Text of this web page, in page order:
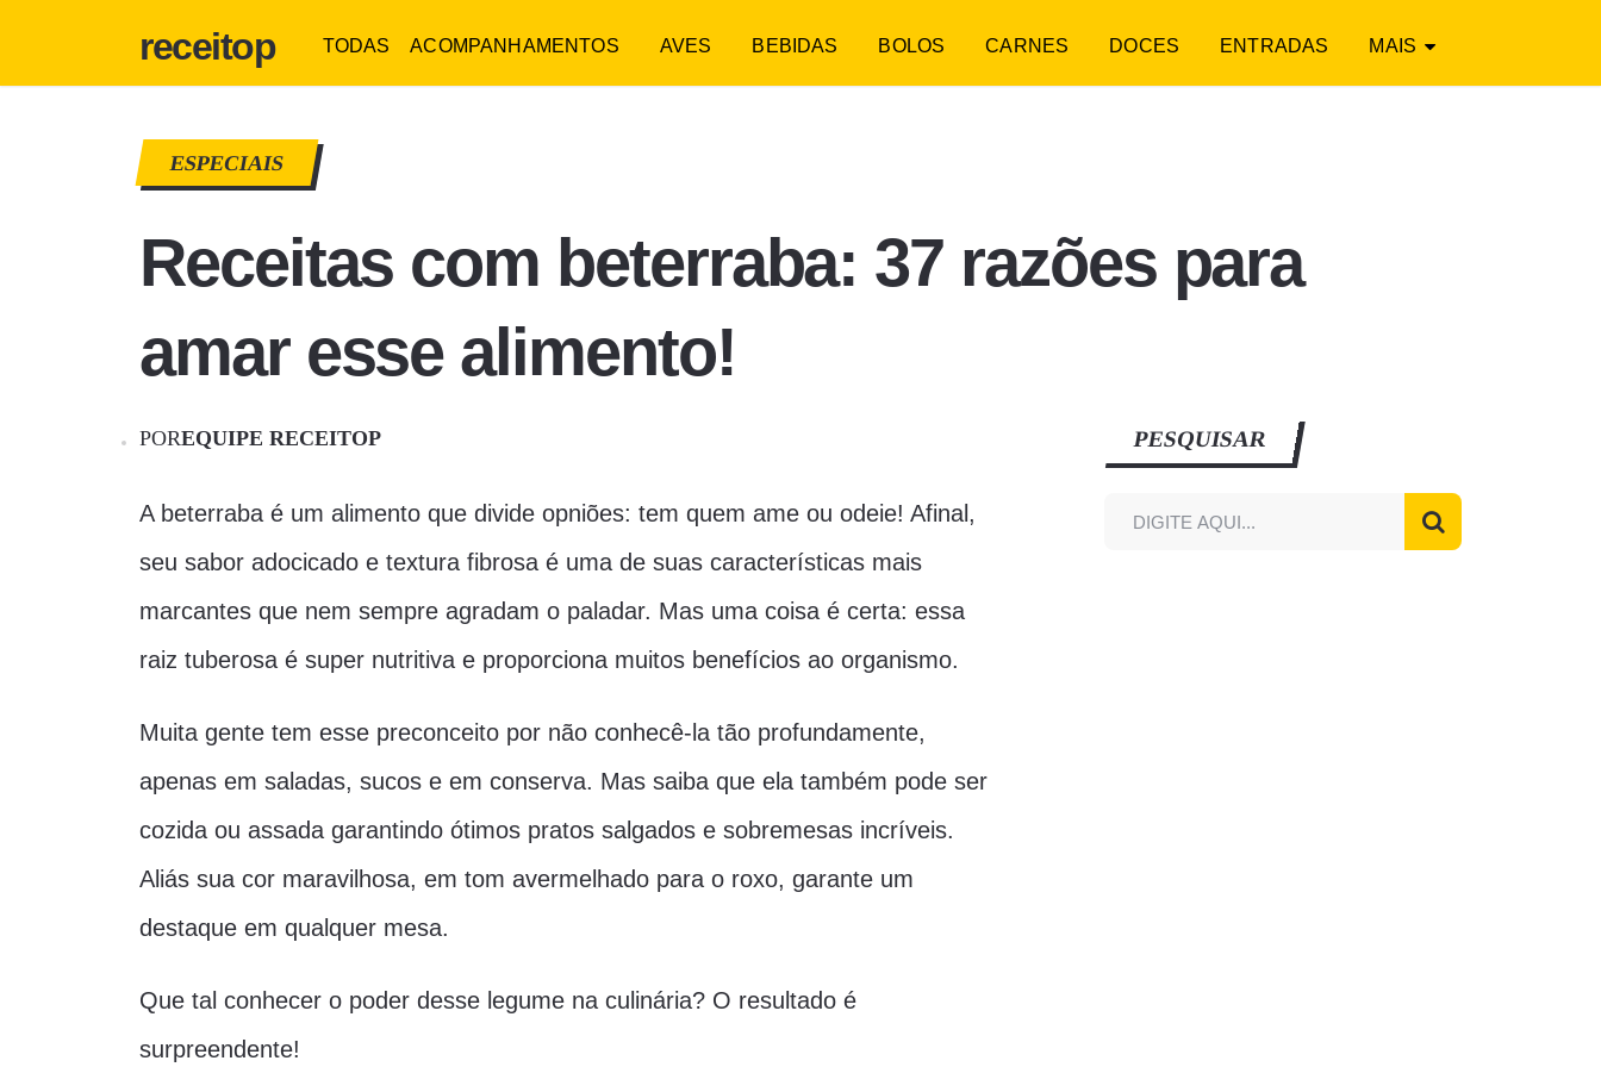
receitop TODAS ACOMPANHAMENTOS AVES BEBIDAS BOLOS CARNES DOCES ENTRADAS MAIS
ESPECIAIS
Receitas com beterraba: 37 razões para
amar esse alimento!
POREQUIPE RECEITOP
A beterraba é um alimento que divide opniões: tem quem ame ou odeie! Afinal,
seu sabor adocicado e textura fibrosa é uma de suas características mais
marcantes que nem sempre agradam o paladar. Mas uma coisa é certa: essa
raiz tuberosa é super nutritiva e proporciona muitos benefícios ao organismo.
Muita gente tem esse preconceito por não conhecê-la tão profundamente,
apenas em saladas, sucos e em conserva. Mas saiba que ela também pode ser
cozida ou assada garantindo ótimos pratos salgados e sobremesas incríveis.
Aliás sua cor maravilhosa, em tom avermelhado para o roxo, garante um
destaque em qualquer mesa.
Que tal conhecer o poder desse legume na culinária? O resultado é
surpreendente!
PESQUISAR